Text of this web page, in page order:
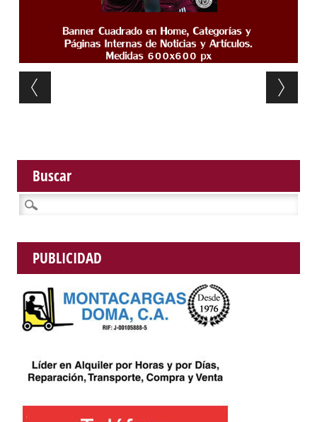
Post navigation
Buscar
Buscar:
PUBLICIDAD